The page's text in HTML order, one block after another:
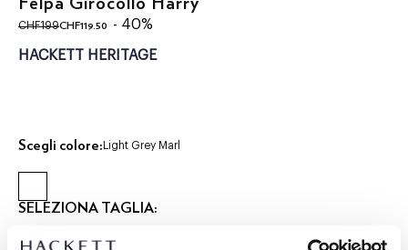
CHF199
original price CHF199
CHF119.50
current price CHF119.50
- 40%
HACKETT HERITAGE
Scegli colore: Light Grey Marl
SELEZIONA TAGLIA: